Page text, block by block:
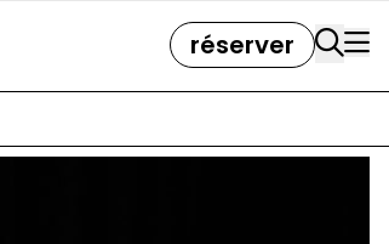
réserver